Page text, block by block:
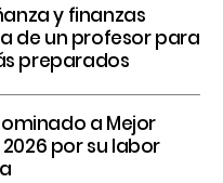
y finanzas
de un profesor para
preparados
a Mejor
por su labor